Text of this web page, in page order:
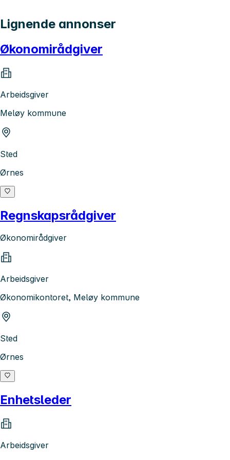
Lignende annonser
Økonomirådgiver
Arbeidsgiver
Meløy kommune
Sted
Ørnes
Regnskapsrådgiver
Økonomirådgiver
Arbeidsgiver
Økonomikontoret, Meløy kommune
Sted
Ørnes
Enhetsleder
Arbeidsgiver